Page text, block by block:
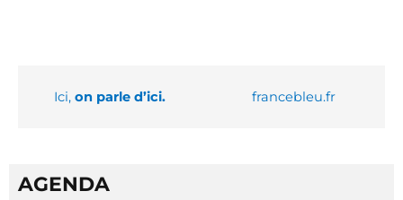
Ici, on parle d’ici. francebleu.fr
AGENDA